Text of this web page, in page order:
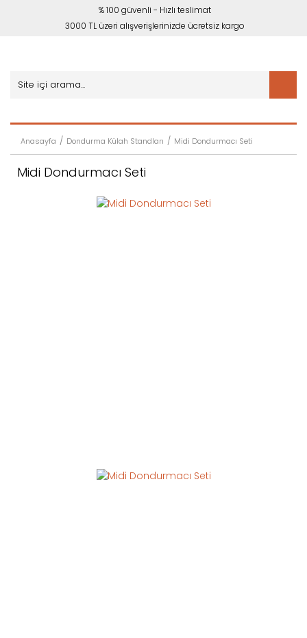
% 100 güvenli - Hızlı teslimat
3000 TL üzeri alışverişlerinizde ücretsiz kargo
Anasayfa Dondurma Külah Standları Midi Dondurmacı Seti
Midi Dondurmacı Seti